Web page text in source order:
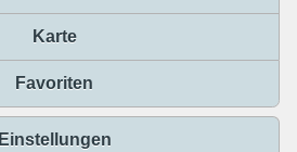
Karte
Favoriten
Einstellungen